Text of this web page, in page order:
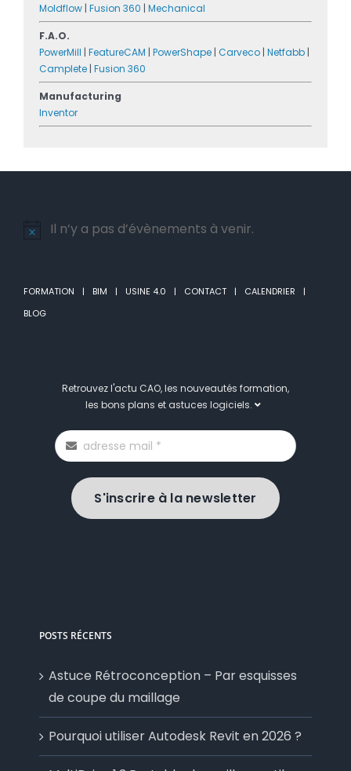
Moldflow Fusion 360 Mechanical
F.A.O.
PowerMill FeatureCAM PowerShape Carveco Netfabb
Camplete Fusion 360
Manufacturing
Inventor
Notice
Il n’y a pas d’évènements à venir.
FORMATION BIM USINE 4.0 CONTACT
CALENDRIER
BLOG
Retrouvez l'actu CAO, les nouveautés formation,
les bons plans et astuces logiciels.
S'inscrire à la newsletter
POSTS RÉCENTS
Astuce Rétroconception – Par esquisses
de coupe du maillage
Pourquoi utiliser Autodesk Revit en 2026 ?